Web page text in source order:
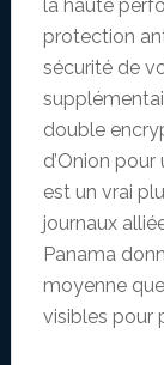
la haute
protection
sécurité de
double
d’Onion
est un vrai
journaux
Panama
moyenne
visibles pour